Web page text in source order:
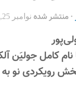
· منتشر شده نوامبر 25, 2014
رویکردی نو